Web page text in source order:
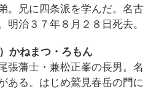
。兄に四条派を学んだ。名古
明治３７年８月２８日死去。
かねまつ・ろもん
張藩士・兼松正峯の長男。名
ある。はじめ鷲見春岳の門に